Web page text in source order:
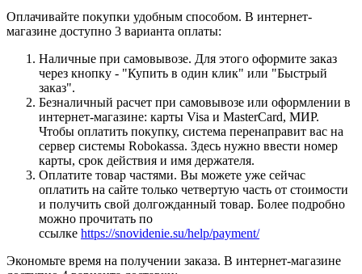
Оплачивайте покупки удобным способом. В интернет-
магазине доступно 3 варианта оплаты:
Наличные при самовывозе. Для этого оформите заказ
через кнопку - "Купить в один клик" или "Быстрый
заказ".
Безналичный расчет при самовывозе или оформлении в
интернет-магазине: карты Visa и MasterCard, МИР.
Чтобы оплатить покупку, система перенаправит вас на
сервер системы Robokassa. Здесь нужно ввести номер
карты, срок действия и имя держателя.
Оплатите товар частями. Вы можете уже сейчас
оплатить на сайте только четвертую часть от стоимости
и получить свой долгожданный товар. Более подробно
можно прочитать по
ссылке https://snovidenie.su/help/payment/
Экономьте время на получении заказа. В интернет-магазине